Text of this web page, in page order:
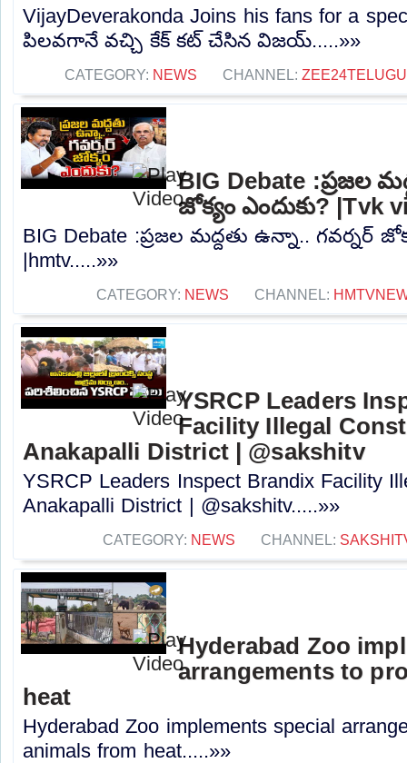
VijayDeverakonda Joins his fans for a
పిలవగానే వచ్చి కేక్ కట్ చేసిన విజయ్.....»»
CATEGORY: NEWS CHANNEL:
BIG Debate :ప్రజల
జోక్యం ఎందుకు? |Tvk
BIG Debate :ప్రజల మద్దతు ఉన్నా.. గవర్నర్
|hmtv.....»»
CATEGORY: NEWS CHANNEL:
YSRCP Leaders
Facility Illegal
Anakapalli District | @sakshitv
YSRCP Leaders Inspect Brandix Facility
Anakapalli District | @sakshitv.....»»
CATEGORY: NEWS CHANNEL:
Hyderabad Zoo
arrangements to
heat
Hyderabad Zoo implements special
animals from heat.....»»